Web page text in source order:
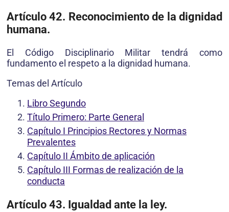
Artículo 42. Reconocimiento de la dignidad
humana.
El Código Disciplinario Militar tendrá como
fundamento el respeto a la dignidad humana.
Temas del Artículo
Libro Segundo
Título Primero: Parte General
Capítulo I Principios Rectores y Normas
Prevalentes
Capítulo II Ámbito de aplicación
Capítulo III Formas de realización de la
conducta
Artículo 43. Igualdad ante la ley.